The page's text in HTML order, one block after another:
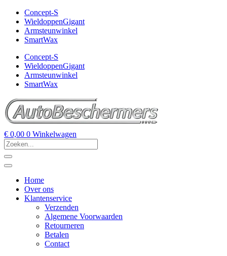
Concept-S
WieldoppenGigant
Armsteunwinkel
SmartWax
Concept-S
WieldoppenGigant
Armsteunwinkel
SmartWax
€ 0,00 0 Winkelwagen
Home
Over ons
Klantenservice
Verzenden
Algemene Voorwaarden
Retourneren
Betalen
Contact